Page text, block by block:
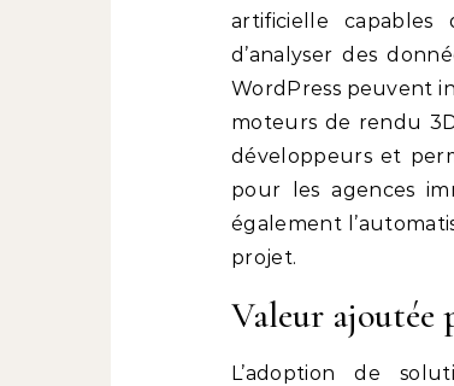
artificielle
d’analyser des
WordPress peuvent
moteurs de rendu
développeurs et
pour les agences
également
projet.
Valeur ajoutée
L’adoption de